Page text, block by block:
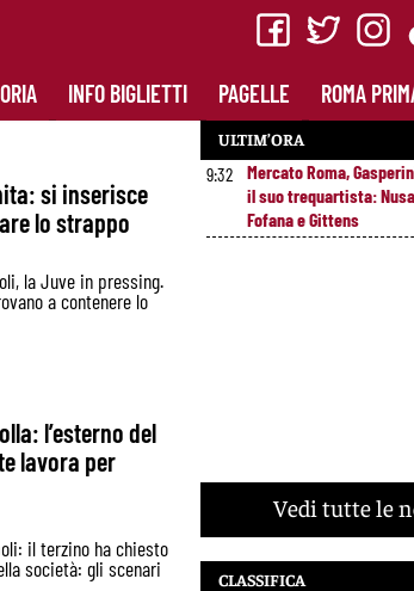
INFO BIGLIETTI PAGELLE ROMA
si inserisce
lo strappo
la Juve in pressing.
a contenere lo
l’esterno del
lavora per
il terzino ha chiesto
società: gli scenari
ULTIM’ORA
9:32
Mercato Roma,
il suo trequartista:
Fofana e Gittens
Vedi tutte le
CLASSIFICA